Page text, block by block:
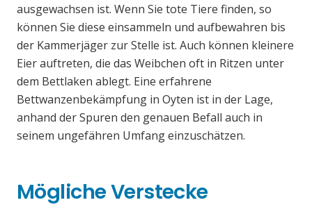
ausgewachsen ist. Wenn Sie tote Tiere finden, so
können Sie diese einsammeln und aufbewahren bis
der Kammerjäger zur Stelle ist. Auch können kleinere
Eier auftreten, die das Weibchen oft in Ritzen unter
dem Bettlaken ablegt. Eine erfahrene
Bettwanzenbekämpfung in Oyten ist in der Lage,
anhand der Spuren den genauen Befall auch in
seinem ungefähren Umfang einzuschätzen.
Mögliche Verstecke